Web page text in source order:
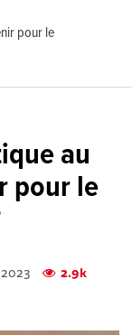
pour le
au
pour le
2.9k